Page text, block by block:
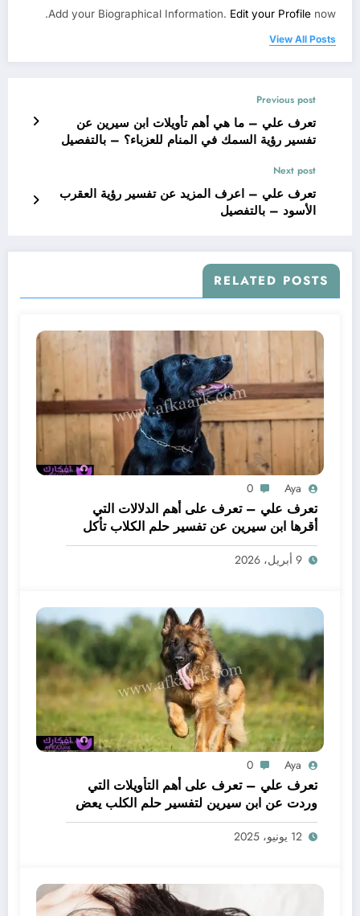
Add your Biographical Information. Edit your Profile now.
View All Posts
Previous post
تعرف علي – ما هي أهم تأويلات ابن سيرين عن
تفسير رؤية السمك في المنام للعزباء؟ – بالتفصيل
Next post
تعرف علي – اعرف المزيد عن تفسير رؤية العقرب
الأسود – بالتفصيل
RELATED POSTS
Aya
0
تعرف علي – تعرف على أهم الدلالات التي
أقرها ابن سيرين عن تفسير حلم الكلاب تأكل
لحم – بالتفصيل
9 أبريل، 2026
Aya
0
تعرف علي – تعرف على أهم التأويلات التي
وردت عن ابن سيرين لتفسير حلم الكلب يعض
يدي – بالتفصيل
12 يونيو، 2025